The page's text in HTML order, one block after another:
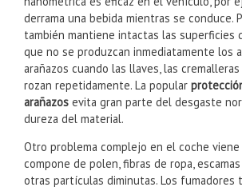
Por ello, el efecto loto de los selladores
nanométrica es eficaz en el vehículo, por
derrama una bebida mientras se conduce.
también mantiene intactas las superficies
que no se produzcan inmediatamente los
arañazos cuando las llaves, las cremalleras
rozan repetidamente. La popular
arañazosevita gran parte del desgaste
dureza del material.
Otro problema complejo en el coche